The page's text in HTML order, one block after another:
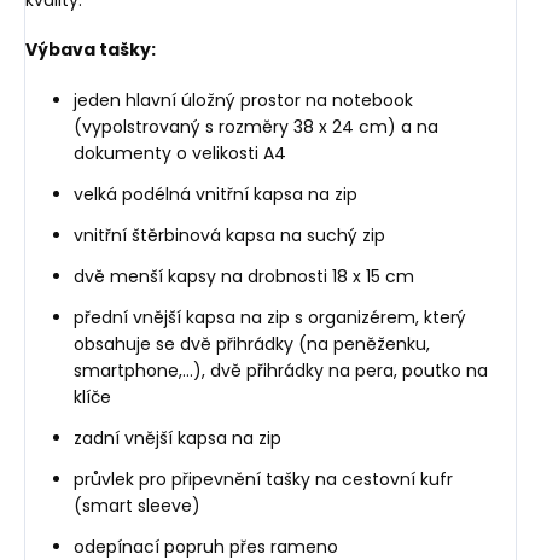
Výbava tašky:
jeden hlavní úložný prostor na notebook
(vypolstrovaný s rozměry 38 x 24 cm) a na
dokumenty o velikosti A4
velká podélná vnitřní kapsa na zip
vnitřní štěrbinová kapsa na suchý zip
dvě menší kapsy na drobnosti 18 x 15 cm
přední vnější kapsa na zip s organizérem, který
obsahuje se dvě přihrádky (na peněženku,
smartphone,...), dvě přihrádky na pera, poutko na
klíče
zadní vnější kapsa na zip
průvlek pro připevnění tašky na cestovní kufr
(smart sleeve)
odepínací popruh přes rameno